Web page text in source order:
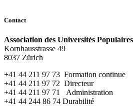
Contact
Association des Universités Populaires
Kornhausstrasse 49
8037 Zürich
+41 44 211 97 73 Formation continue
+41 44 211 97 72 Directeur
+41 44 211 97 71 Administration
+41 44 244 86 74 Durabilité